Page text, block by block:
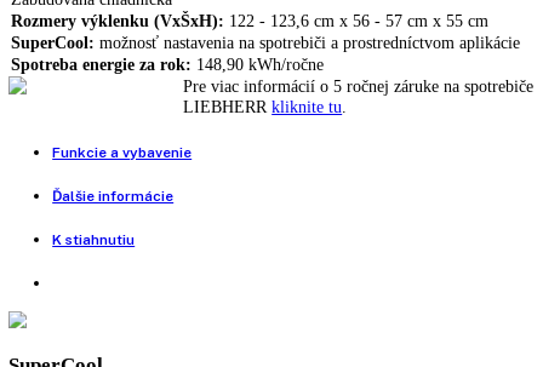
EasyFresh, Možnosť dovybavenia so SmartDeviceBox, Dotykový
Miesto pre plech na pečenie, SuperSilent, Bočné LED osvetlenie na
stranách, Zarážka dverí, Priečinok EasyFresh na koľajniciach,
CleaningMode, EnergySaver, PartyMode, Zámok displeja,
Poplach pri výpadku elektrického prúdu, HolidayMode, SuperCool,
dverí, Výmena dorazu dverí integrovaného mraziaceho priečinku
Nie je na sklade
Porovnať tento produkt
Zabudovaná chladnička
Rozmery výklenku (VxŠxH):